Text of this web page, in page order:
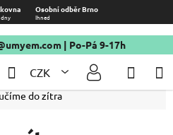
Osobní odběr Brno
Ihned
| Po-Pá 9-17h
CZK
Hledat
do zítra